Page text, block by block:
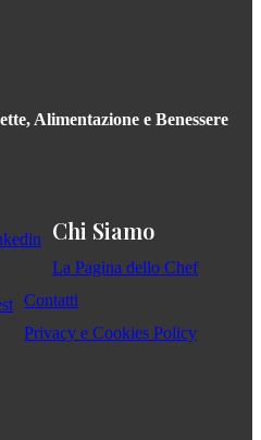
Alimentazione e Benessere
Chi Siamo
La Pagina dello Chef
Contatti
Privacy e Cookies Policy